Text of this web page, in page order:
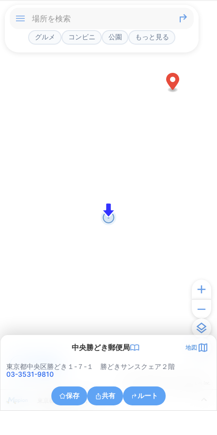
グルメ コンビニ 公園 もっと見る
中央勝どき郵便局 地図
東京都中央区勝どき１-７-１ 勝どきサンスクェア２階
03-3531-9810
保存 共有 ルート
東京都港区海岸３丁目
アプリで見る